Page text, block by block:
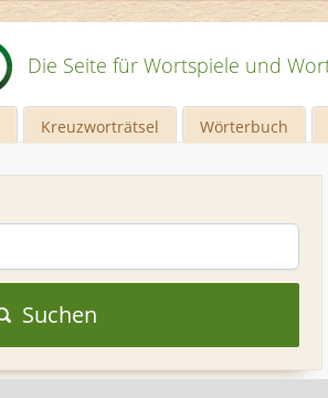
Die Seite für Wortspiele und
Kreuzworträtsel Wörterbuch
Suchen